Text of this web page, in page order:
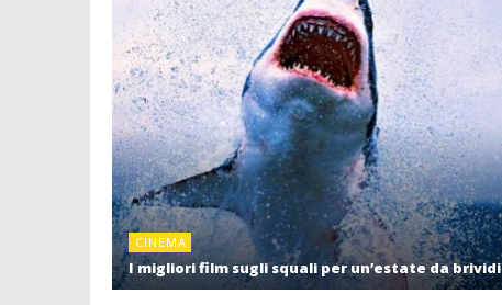
CINEMA
I migliori film sugli squali per un’estate da brividi